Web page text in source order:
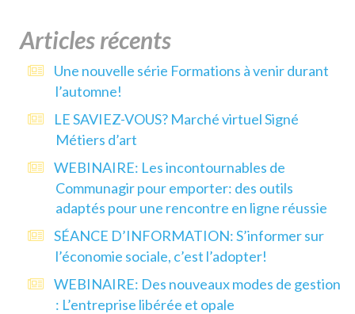
Articles récents
Une nouvelle série Formations à venir durant
l’automne!
LE SAVIEZ-VOUS? Marché virtuel Signé
Métiers d’art
WEBINAIRE: Les incontournables de
Communagir pour emporter: des outils
adaptés pour une rencontre en ligne réussie
SÉANCE D’INFORMATION: S’informer sur
l’économie sociale, c’est l’adopter!
WEBINAIRE: Des nouveaux modes de gestion
: L’entreprise libérée et opale